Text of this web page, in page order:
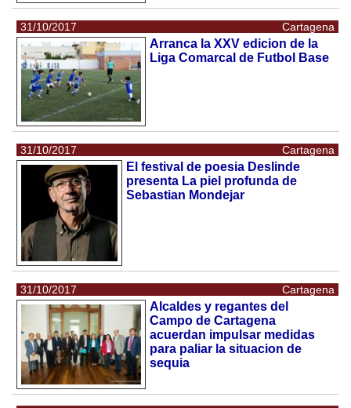
31/10/2017 Cartagena
Arranca la XXV edicion de la
Liga Comarcal de Futbol Base
31/10/2017 Cartagena
El festival de poesia Deslinde
presenta La piel profunda de
Sebastian Mondejar
31/10/2017 Cartagena
Alcaldes y regantes del
Campo de Cartagena
acuerdan impulsar medidas
para paliar la situacion de
sequia